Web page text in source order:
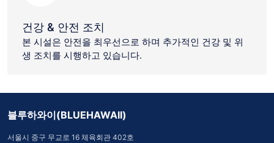
건강 & 안전 조치
본 시설은 안전을 최우선으로 하며 추가적인 건강 및 위
생 조치를 시행하고 있습니다.
블루하와이(BLUEHAWAII)
서울시 중구 무교로 16 체육회관 402호